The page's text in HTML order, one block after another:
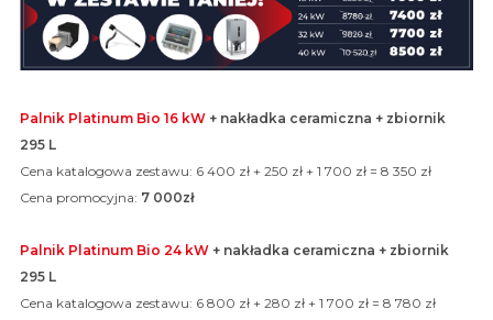
Palnik Platinum Bio 16 kW + nakładka ceramiczna + zbiornik
295 L
Cena katalogowa zestawu: 6 400 zł + 250 zł + 1 700 zł = 8 350 zł
Cena promocyjna: 7 000zł
Palnik Platinum Bio 24 kW + nakładka ceramiczna + zbiornik
295 L
Cena katalogowa zestawu: 6 800 zł + 280 zł + 1 700 zł = 8 780 zł